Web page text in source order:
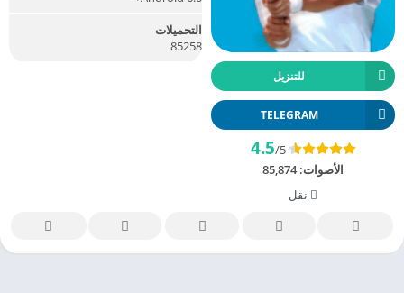
للتنزيل
TELEGRAM
4.5/5
الأصوات:85,874
نقل
التحميلات
85258